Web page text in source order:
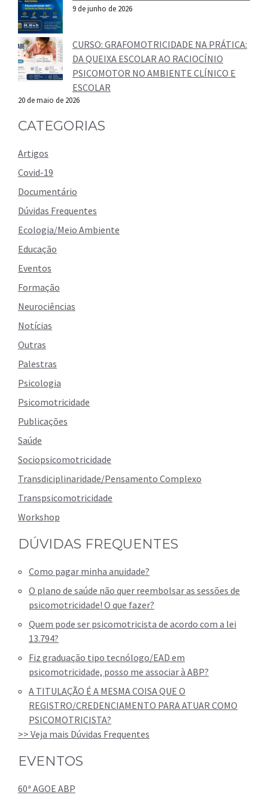
9 de junho de 2026
CURSO: GRAFOMOTRICIDADE NA PRÁTICA:
DA QUEIXA ESCOLAR AO RACIOCÍNIO
PSICOMOTOR NO AMBIENTE CLÍNICO E
ESCOLAR
20 de maio de 2026
CATEGORIAS
Artigos
Covid-19
Documentário
Dúvidas Frequentes
Ecologia/Meio Ambiente
Educação
Eventos
Formação
Neurociências
Notícias
Outras
Palestras
Psicologia
Psicomotricidade
Publicações
Saúde
Sociopsicomotricidade
Transdiciplinaridade/Pensamento Complexo
Transpsicomotricidade
Workshop
DÚVIDAS FREQUENTES
Como pagar minha anuidade?
O plano de saúde não quer reembolsar as sessões de
psicomotricidade! O que fazer?
Quem pode ser psicomotricista de acordo com a lei
13.794?
Fiz graduação tipo tecnólogo/EAD em
psicomotricidade, posso me associar à ABP?
A TITULAÇÃO É A MESMA COISA QUE O
REGISTRO/CREDENCIAMENTO PARA ATUAR COMO
PSICOMOTRICISTA?
>> Veja mais Dúvidas Frequentes
EVENTOS
60ª AGOE ABP